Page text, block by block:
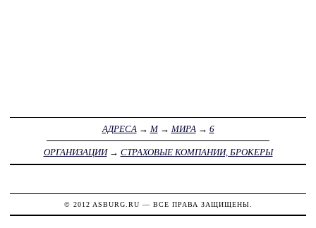
АДРЕСА→ М→ МИРА→ 6
ОРГАНИЗАЦИИ→ СТРАХОВЫЕ КОМПАНИИ, БРОКЕРЫ
© 2012 ASBURG.RU — ВСЕ ПРАВА ЗАЩИЩЕНЫ.